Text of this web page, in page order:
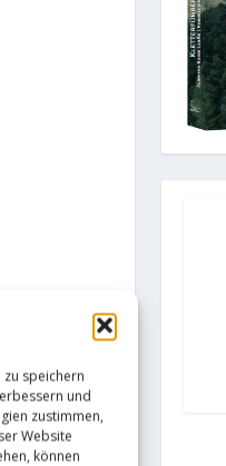
speichern
und
zustimmen,
Website
können